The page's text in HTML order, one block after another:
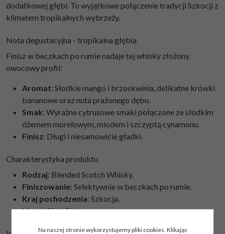
dodatkowej głębi. To wyjątkowe połączenie tradycji Szkocji z
klimatem tropikalnych wybrzeży.
Nota degustacyjna - tropikalna głębia
Finisz w beczkach po rumie nadaje tej whisky złożony,
owocowy profil:
Aromat: Słodkie mango i brzoskwinia, delikatne krówki
bananowe oraz nuta prażonego dębu.
Smak: Wyraźne cytrusowe smaki połączone ze słodkim
dżemem morelowym, miodem i szczyptą cynamonu.
Finisz: Długi i niesamowicie gładki.
Charakterystyka produktu
Rodzaj: Blended Scotch Whisky.
Finiszowanie: Selektywnie w beczkach po rumie.
Kraj pochodzenia: Szkocja.
Moc: 40% ABV.
Na naszej stronie wykorzystujemy pliki cookies. Klikając